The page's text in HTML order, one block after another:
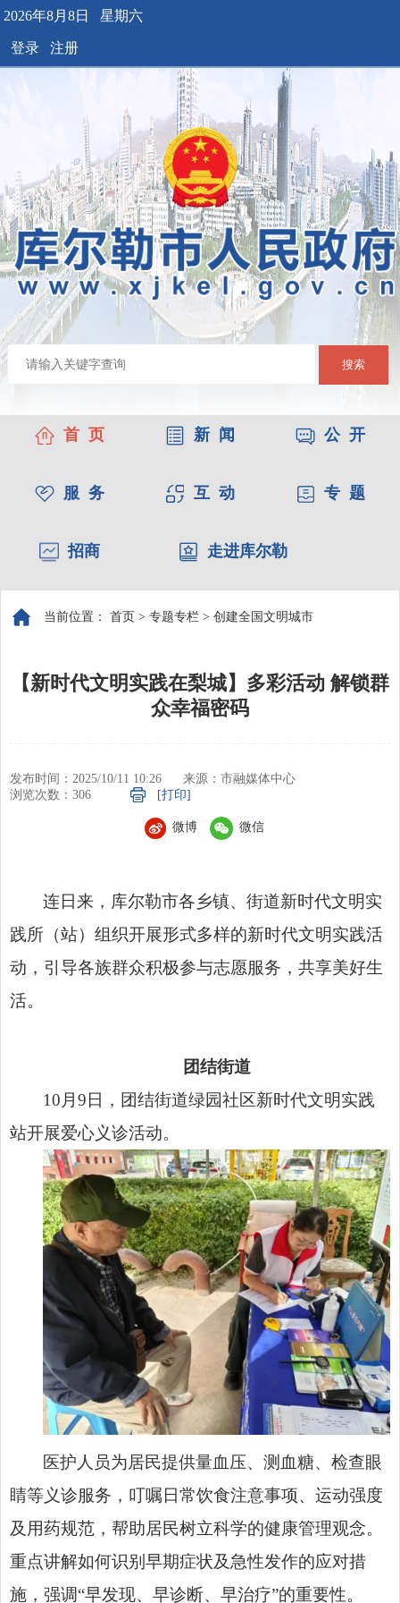
2026年8月8日 星期六
登录 注册
搜索
首 页 新 闻 公 开
服 务 互 动 专 题
招商 走进库尔勒
当前位置： 首页 > 专题专栏 > 创建全国文明城市
【新时代文明实践在梨城】多彩活动 解锁群
众幸福密码
发布时间：2025/10/11 10:26
来源：市融媒体中心
浏览次数： 306 [打印]
微博 微信
连日来，库尔勒市各乡镇、街道新时代文明实
践所（站）组织开展形式多样的新时代文明实践活
动，引导各族群众积极参与志愿服务，共享美好生
活。
团结街道
10月9日，团结街道绿园社区新时代文明实践
站开展爱心义诊活动。
医护人员为居民提供量血压、测血糖、检查眼
睛等义诊服务，叮嘱日常饮食注意事项、运动强度
及用药规范，帮助居民树立科学的健康管理观念。
重点讲解如何识别早期症状及急性发作的应对措
施，强调“早发现、早诊断、早治疗”的重要性。